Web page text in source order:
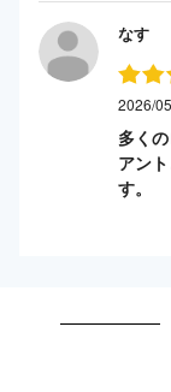
なす
2026/
多く
アン
す。